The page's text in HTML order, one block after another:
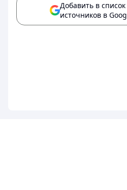
Добавить в
источников в